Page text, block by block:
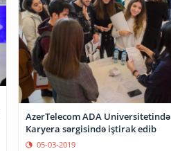
AzerTelecom ADA Universitetində
Karyera sərgisində iştirak edib
05-03-2019